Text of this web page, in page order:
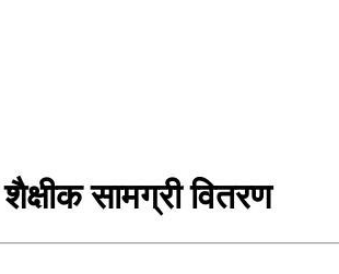
सामग्री वितरण